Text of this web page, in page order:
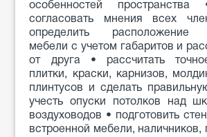
особенностей
согласовать мнения всех
определить расположение
мебели с учетом габаритов и
от друга • рассчитать
плитки, краски, карнизов,
плинтусов и сделать
учесть опуски потолков над
воздуховодов • подготовить
встроенной мебели, наличников,